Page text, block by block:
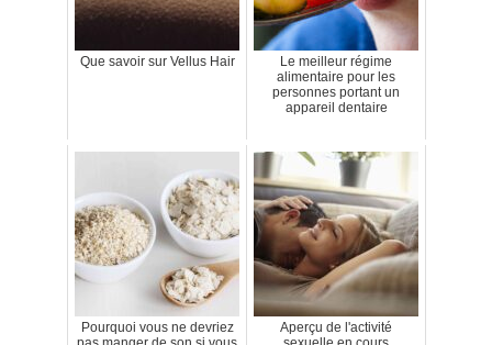
Que savoir sur Vellus Hair
Le meilleur régime
alimentaire pour les
personnes portant un
appareil dentaire
Pourquoi vous ne devriez
Aperçu de l'activité